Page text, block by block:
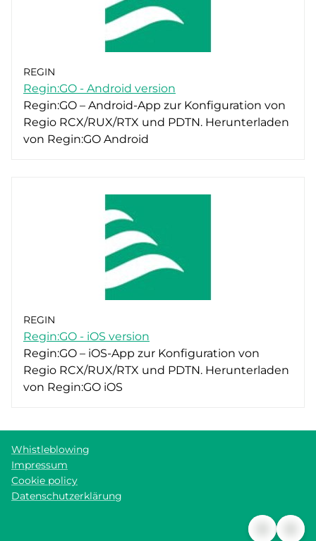
REGIN
Regin:GO - Android version
Regin:GO – Android-App zur Konfiguration von
Regio RCX/RUX/RTX und PDTN. Herunterladen
von Regin:GO Android
REGIN
Regin:GO - iOS version
Regin:GO – iOS-App zur Konfiguration von
Regio RCX/RUX/RTX und PDTN. Herunterladen
von Regin:GO iOS
Whistleblowing
Impressum
Cookie policy
Datenschutzerklärung